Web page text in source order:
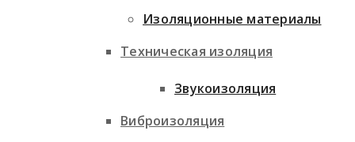
Техническая изоляция
Виброизоляция
Изоляционные материалы
Звукоизоляция